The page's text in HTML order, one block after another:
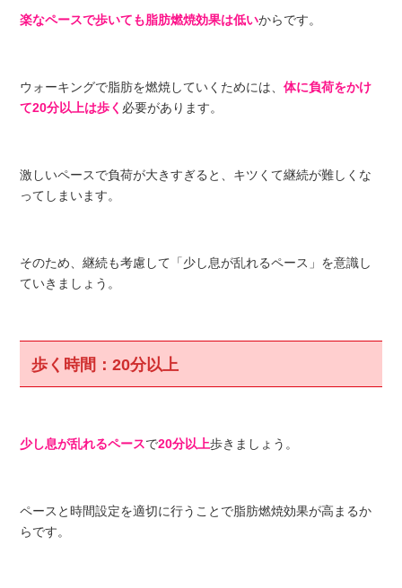
楽なペースで歩いても脂肪燃焼効果は低いからです。
ウォーキングで脂肪を燃焼していくためには、体に負荷をかけ
て20分以上は歩く 必要があります。
激しいペースで負荷が大きすぎると、キツくて継続が難しくな
ってしまいます。
そのため、継続も考慮して「少し息が乱れるペース」を意識し
ていきましょう。
歩く時間：20分以上
少し息が乱れるペースで20分以上歩きましょう。
ペースと時間設定を適切に行うことで脂肪燃焼効果が高まるか
らです。